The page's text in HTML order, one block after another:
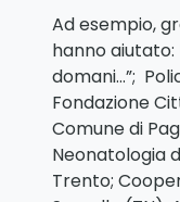
Ad esempio,
hanno aiutato:
domani…”;
Fondazione
Comune di
Neonatologia
Trento;